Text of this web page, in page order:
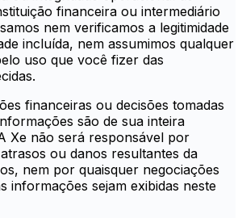
financeira ou intermediário
nem verificamos a legitimidade
incluída, nem assumimos qualquer
uso que você fizer das
financeiras ou decisões tomadas
são de sua inteira
Xe não será responsável por
ou danos resultantes da
nem por quaisquer negociações
informações sejam exibidas neste